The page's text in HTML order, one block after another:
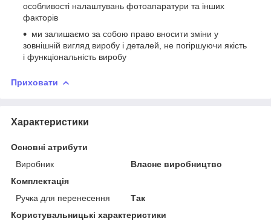
особливості налаштувань фотоапаратури та інших
факторів
ми залишаємо за собою право вносити зміни у
зовнішній вигляд виробу і деталей, не погіршуючи якість
і функціональність виробу
Приховати
Характеристики
Основні атрибути
Виробник
Власне виробництво
Комплектація
Ручка для перенесення
Так
Користувальницькі характеристики